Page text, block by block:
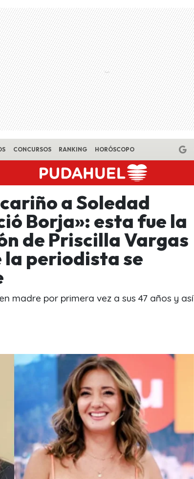
CONCURSOS RANKING HORÓSCOPO
a Soledad
Borja»: esta fue la
de Priscilla Vargas
periodista se
madre por primera vez a sus 47 años y así